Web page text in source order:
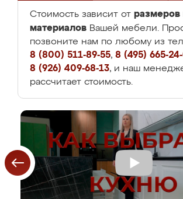
Стоимость зависит от размеров
материалов Вашей мебели.
позвоните нам по любому из
8 (800) 511-89-55, 8 (495) 665-
8 (926) 409-68-13, и наш
рассчитает стоимость.